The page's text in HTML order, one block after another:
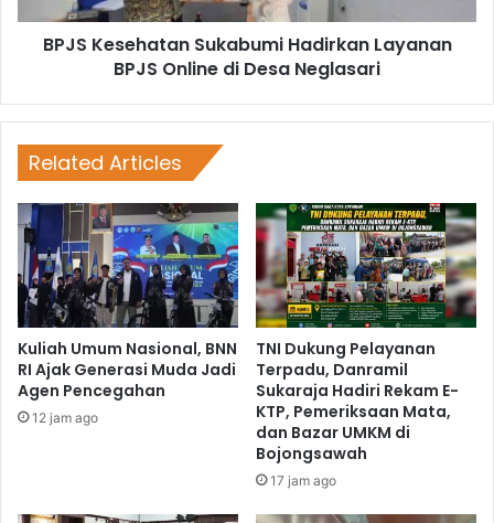
BPJS Kesehatan Sukabumi Hadirkan Layanan
BPJS Online di Desa Neglasari
Related Articles
Kuliah Umum Nasional, BNN
RI Ajak Generasi Muda Jadi
Agen Pencegahan
12 jam ago
TNI Dukung Pelayanan
Terpadu, Danramil
Sukaraja Hadiri Rekam E-
KTP, Pemeriksaan Mata,
dan Bazar UMKM di
Bojongsawah
17 jam ago